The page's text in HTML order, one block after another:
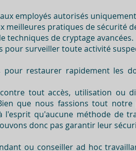
employés autorisés
meilleures pratiques de sécurité
techniques de cryptage avancées.
pour surveiller toute activité
restaurer rapidement les
tout accès, utilisation ou
que nous fassions tout notre
qu'aucune méthode de
donc pas garantir leur
ou conseiller ad hoc